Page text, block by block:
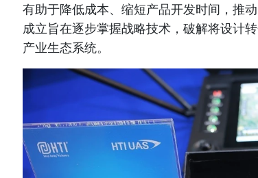
有助于降低成本、缩短产品开发时间，推
成立旨在逐步掌握战略技术，破解将设计
产业生态系统。